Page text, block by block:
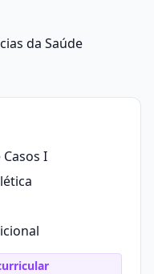
da Saúde
I